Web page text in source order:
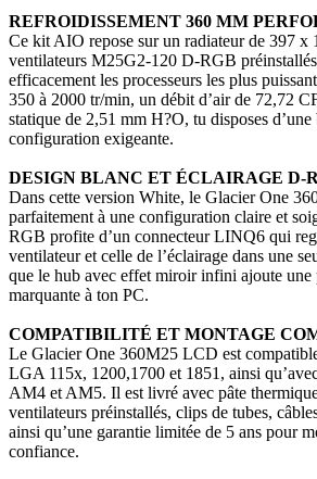
REFROIDISSEMENT 360 MM
Ce kit AIO repose sur un radiateur de 397 x
ventilateurs M25G2-120 D-RGB
efficacement les processeurs les plus
350 à 2000 tr/min, un débit d’air de 72,72
statique de 2,51 mm H?O, tu disposes
configuration exigeante.
DESIGN BLANC ET ÉCLAIRAGE D-
Dans cette version White, le Glacier One
parfaitement à une configuration claire et
RGB profite d’un connecteur LINQ6 qui
ventilateur et celle de l’éclairage dans une
que le hub avec effet miroir infini ajoute
marquante à ton PC.
COMPATIBILITÉ ET MONTAGE
Le Glacier One 360M25 LCD est
LGA 115x, 1200,1700 et 1851, ainsi
AM4 et AM5. Il est livré avec pâte
ventilateurs préinstallés, clips de tubes,
ainsi qu’une garantie limitée de 5 ans pour
confiance.